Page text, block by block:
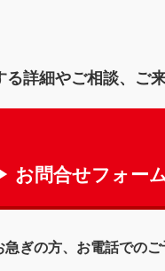
る詳細やご相談、ご
お問合せフォー
急ぎの方、お電話での